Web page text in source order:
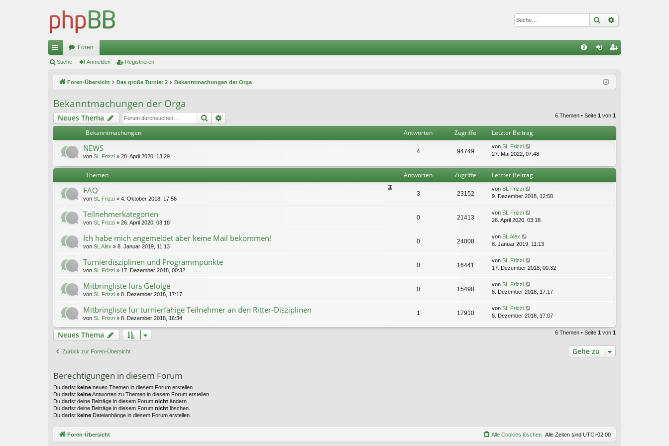
Suche
ch
ug
riff
Foren
ist
Suche Anmelden Registrieren
Foren-Übersicht Das große Turnier 2 Bekanntmachungen der Orga
Bekanntmachungen der Orga
Neues Thema Suche 6 Themen • Seite 1 von 1
Bekanntmachungen Antworten Zugriffe Letzter Beitrag
NEWS
von SL Frizzi » 28. April 2020, 13:29
4 94749
von SL Frizzi
27. Mai 2022, 07:48
Themen Antworten Zugriffe Letzter Beitrag
FAQ
von SL Frizzi » 4. Oktober 2018, 17:56
3 23152
von SL Frizzi
9. Dezember 2018, 12:50
Teilnehmerkategorien
von SL Frizzi » 26. April 2020, 03:18
0 21413
von SL Frizzi
26. April 2020, 03:18
Ich habe mich angemeldet aber keine Mail bekommen!
von SL Alex » 8. Januar 2019, 11:13
0 24008
von SL Alex
8. Januar 2019, 11:13
Turnierdisziplinen und Programmpunkte
von SL Frizzi » 17. Dezember 2018, 00:32
0 16441
von SL Frizzi
17. Dezember 2018, 00:32
Mitbringliste fürs Gefolge
von SL Frizzi » 8. Dezember 2018, 17:17
0 15498
von SL Frizzi
8. Dezember 2018, 17:17
Mitbringliste für turnierfähige Teilnehmer an den Ritter-Disziplinen
von SL Frizzi » 8. Dezember 2018, 16:34
1 17910
von SL Frizzi
8. Dezember 2018, 17:07
Neues Thema 6 Themen • Seite 1 von 1
Zurück zur Foren-Übersicht Gehe zu
Berechtigungen in diesem Forum
Du darfst keine neuen Themen in diesem Forum erstellen.
Du darfst keineAntworten zu Themen in diesem Forum erstellen.
Du darfst deine Beiträge in diesem Forum nicht ändern.
Du darfst deine Beiträge in diesem Forum nicht löschen.
Du darfst keine Dateianhänge in diesem Forum erstellen.
Foren-Übersicht Alle Zeiten sind UTC+02:00
Alle Cookies löschen